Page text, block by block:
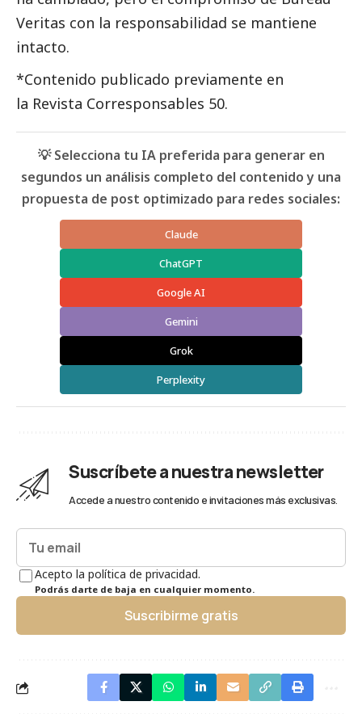
Veritas con la responsabilidad se mantiene
intacto.
*Contenido publicado previamente en
la Revista Corresponsables 50.
💡 Selecciona tu IA preferida para generar en
segundos un análisis completo del contenido y una
propuesta de post optimizado para redes sociales:
Claude
ChatGPT
Google AI
Gemini
Grok
Perplexity
Suscríbete a nuestra newsletter
Accede a nuestro contenido e invitaciones más exclusivas.
Acepto la política de privacidad.
Podrás darte de baja en cualquier momento.
Suscribirme gratis